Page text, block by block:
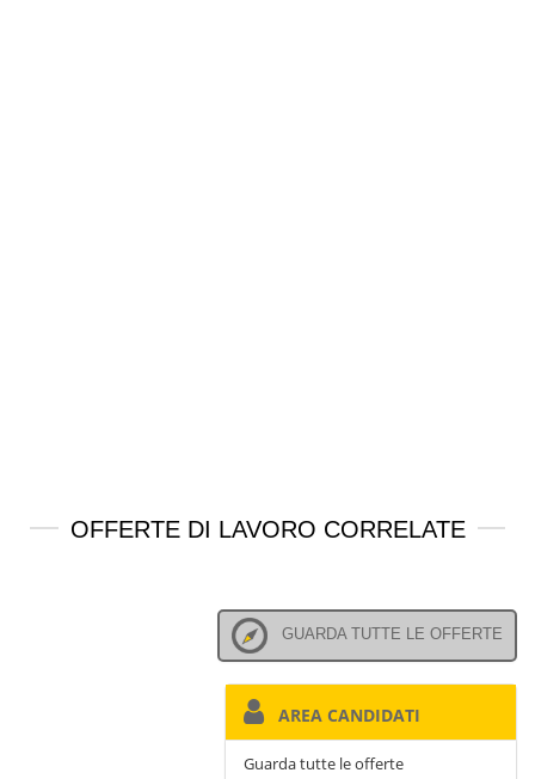
OFFERTE DI LAVORO CORRELATE
GUARDA TUTTE LE OFFERTE
AREA CANDIDATI
Guarda tutte le offerte